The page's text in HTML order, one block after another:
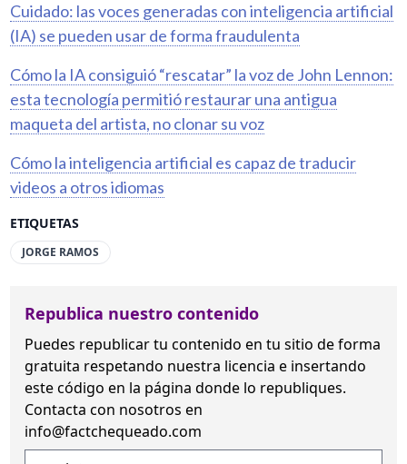
ETIQUETAS
JORGE RAMOS
Cuidado: las voces generadas con inteligencia artificial
(IA) se pueden usar de forma fraudulenta
Cómo la IA consiguió “rescatar” la voz de John Lennon:
esta tecnología permitió restaurar una antigua
maqueta del artista, no clonar su voz
Cómo la inteligencia artificial es capaz de traducir
videos a otros idiomas
Republica nuestro contenido
Puedes republicar tu contenido en tu sitio de forma
gratuita respetando nuestra licencia e insertando
este código en la página donde lo republiques.
Contacta con nosotros en
info@factchequeado.com